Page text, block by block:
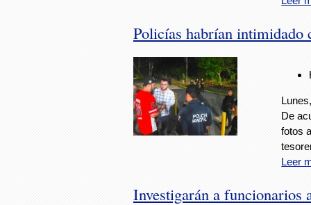
Policías habrían intimidado
De
fotos
Leer
Investigarán a funcionarios